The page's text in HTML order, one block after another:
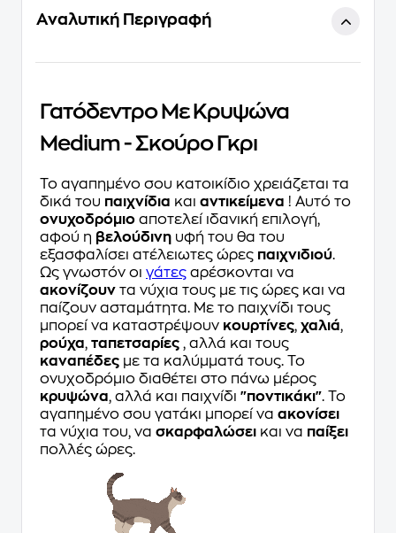
Αναλυτική Περιγραφή
Γατόδεντρο Με Κρυψώνα
Medium - Σκούρο Γκρι
Το αγαπημένο σου κατοικίδιο χρειάζεται τα
δικά του παιχνίδια και αντικείμενα ! Αυτό το
ονυχοδρόμιο αποτελεί ιδανική επιλογή,
αφού η βελούδινη υφή του θα του
εξασφαλίσει ατέλειωτες ώρες παιχνιδιού.
Ως γνωστόν οι γάτες αρέσκονται να
ακονίζουν τα νύχια τους με τις ώρες και να
παίζουν ασταμάτητα. Με το παιχνίδι τους
μπορεί να καταστρέψουν κουρτίνες, χαλιά,
ρούχα, ταπετσαρίες , αλλά και τους
καναπέδες με τα καλύμματά τους. Το
ονυχοδρόμιο διαθέτει στο πάνω μέρος
κρυψώνα, αλλά και παιχνίδι "ποντικάκι". Το
αγαπημένο σου γατάκι μπορεί να ακονίσει
τα νύχια του, να σκαρφαλώσει και να παίξει
πολλές ώρες.